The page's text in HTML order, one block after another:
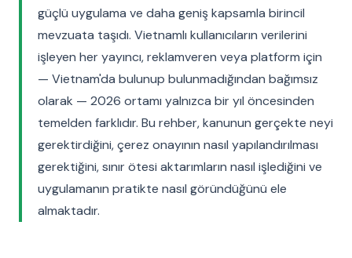
güçlü uygulama ve daha geniş kapsamla birincil
mevzuata taşıdı. Vietnamlı kullanıcıların verilerini
işleyen her yayıncı, reklamveren veya platform için
— Vietnam'da bulunup bulunmadığından bağımsız
olarak — 2026 ortamı yalnızca bir yıl öncesinden
temelden farklıdır. Bu rehber, kanunun gerçekte neyi
gerektirdiğini, çerez onayının nasıl yapılandırılması
gerektiğini, sınır ötesi aktarımların nasıl işlediğini ve
uygulamanın pratikte nasıl göründüğünü ele
almaktadır.